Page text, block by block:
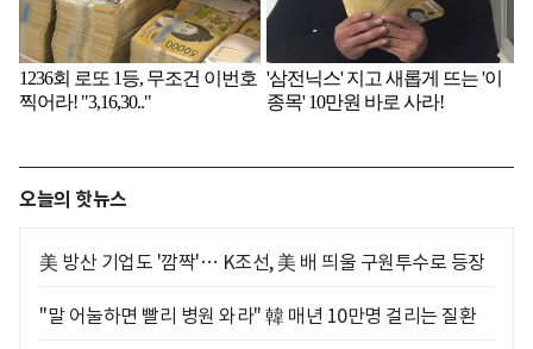
오늘의 핫뉴스
美 방산 기업도 '깜짝'… K조선, 美 배 띄울 구원투수로 등장
"말 어눌하면 빨리 병원 와라" 韓 매년 10만명 걸리는 질환